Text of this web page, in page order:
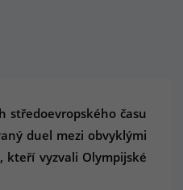
středoevropského času
duel mezi obvyklými
kteří vyzvali Olympijské